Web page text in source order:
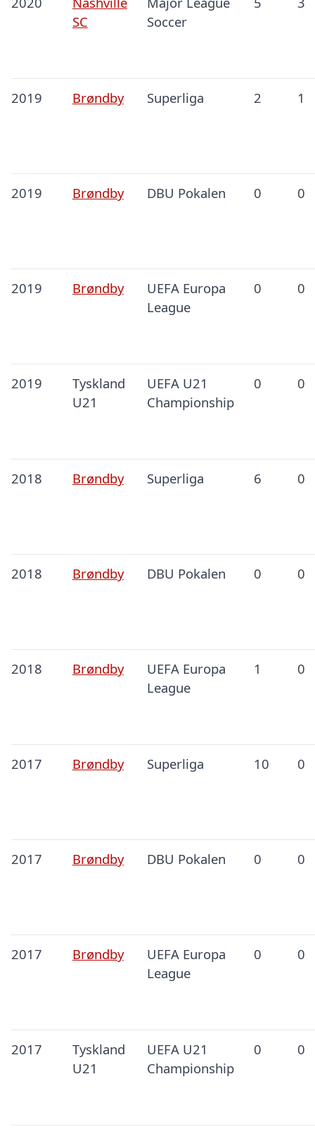
SC
Soccer
2019 Brøndby Superliga 2 1
2019 Brøndby DBU Pokalen 0 0
2019 Brøndby
UEFA Europa
League
0 0
2019
Tyskland
U21
UEFA U21
Championship
0 0
2018 Brøndby Superliga 6 0
2018 Brøndby DBU Pokalen 0 0
2018 Brøndby
UEFA Europa
League
1 0
2017 Brøndby Superliga 10 0
2017 Brøndby DBU Pokalen 0 0
2017 Brøndby
UEFA Europa
League
0 0
2017
Tyskland
U21
UEFA U21
Championship
0 0